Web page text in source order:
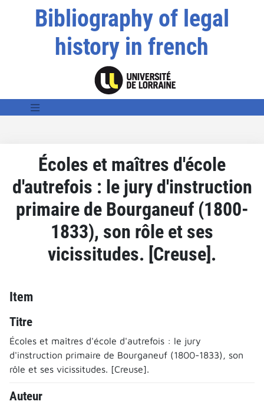
Bibliography of legal
history in french
Écoles et maîtres d'école
d'autrefois : le jury d'instruction
primaire de Bourganeuf (1800-
1833), son rôle et ses
vicissitudes. [Creuse].
Item
Titre
Écoles et maîtres d'école d'autrefois : le jury
d'instruction primaire de Bourganeuf (1800-1833), son
rôle et ses vicissitudes. [Creuse].
Auteur